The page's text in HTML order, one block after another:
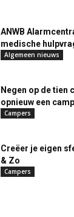
ANWB
medische
Algemeen nieuws
Negen op de tien
opnieuw een
Campers
Creëer je eigen
& Zo
Campers